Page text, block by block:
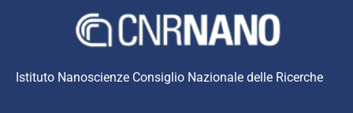
Istituto Nanoscienze Consiglio Nazionale delle Ricerche